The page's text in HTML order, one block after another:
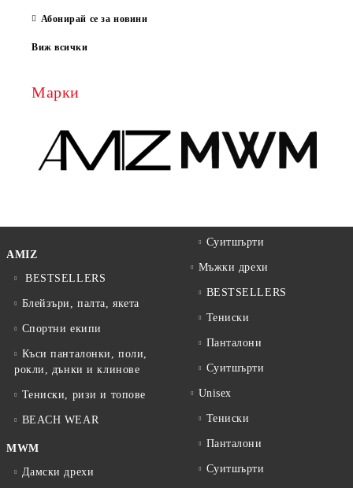
Абонирай се за новини
Виж всички
Марки
AMIZ
BESTSELLERS
Блейзъри, палта, якета
Спортни екипи
Къси панталонки, поли,
рокли, дънки и клинове
Тениски, ризи и топове
BEACH WEAR
MWM
Дамски дрехи
Суитшърти
Мъжки дрехи
BESTSELLERS
Тениски
Панталони
Суитшърти
Unisex
Тениски
Панталони
Суитшърти